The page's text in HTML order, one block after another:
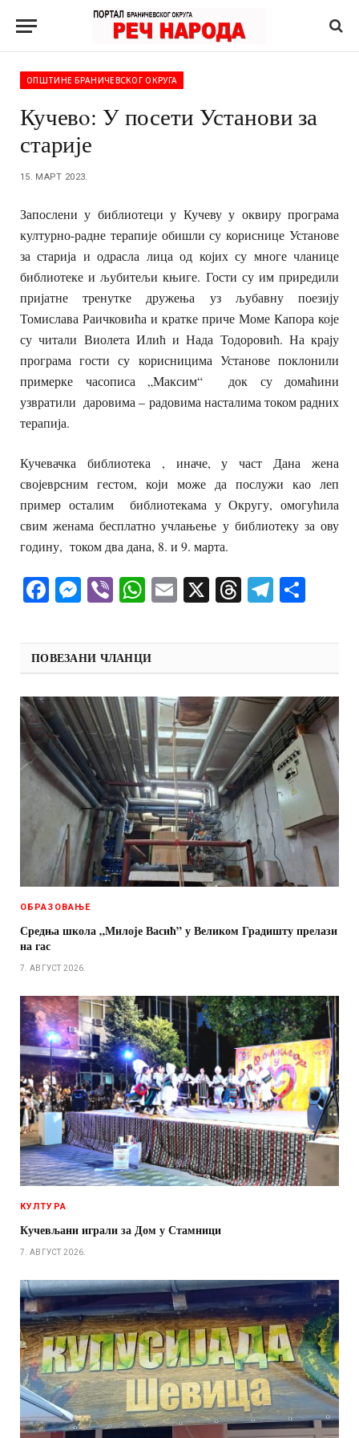
ОПШТИНЕ БРАНИЧЕВСКОГ ОКРУГА
Кучевo: У посети Установи за
старије
15. МАРТ 2023.
Запослени у библиотеци у Кучеву у оквиру програма
културно-радне терапије обишли су кориснице Установе
за старија и одрасла лица од којих су многе чланице
библиотеке и љубитељи књиге. Гости су им приредили
пријатне тренутке дружења уз љубавну поезију
Томислава Раичковића и кратке приче Моме Капора које
су читали Виолета Илић и Нада Тодоровић. На крају
програма гости су корисницима Установе поклонили
примерке часописа „Максим“ док су домаћини
узвратили даровима – радовима насталима током радних
терапија.
Кучевачка библиотека , иначе, у част Дана жена
својеврсним гестом, који може да послужи као леп
пример осталим библиотекама у Округу, омогућила
свим женама бесплатно учлањење у библиотеку за ову
годину, током два дана, 8. и 9. марта.
Facebook
Messenger
ViberWhatsApp
Email
X Threads
ПОВЕЗАНИ ЧЛАНЦИ
ОБРАЗОВАЊЕ
Средња школа „Милоје Васић” у Великом Градишту прелази
на гас
7. АВГУСТ 2026.
КУЛТУРА
Кучевљани играли за Дом у Стамници
7. АВГУСТ 2026.